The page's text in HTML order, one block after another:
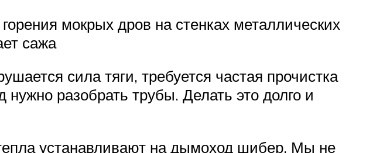
мокрых дров на стенках металлических
сажа
сила тяги, требуется частая прочистка
разобрать трубы. Делать это долго и
устанавливают на дымоход шибер. Мы не